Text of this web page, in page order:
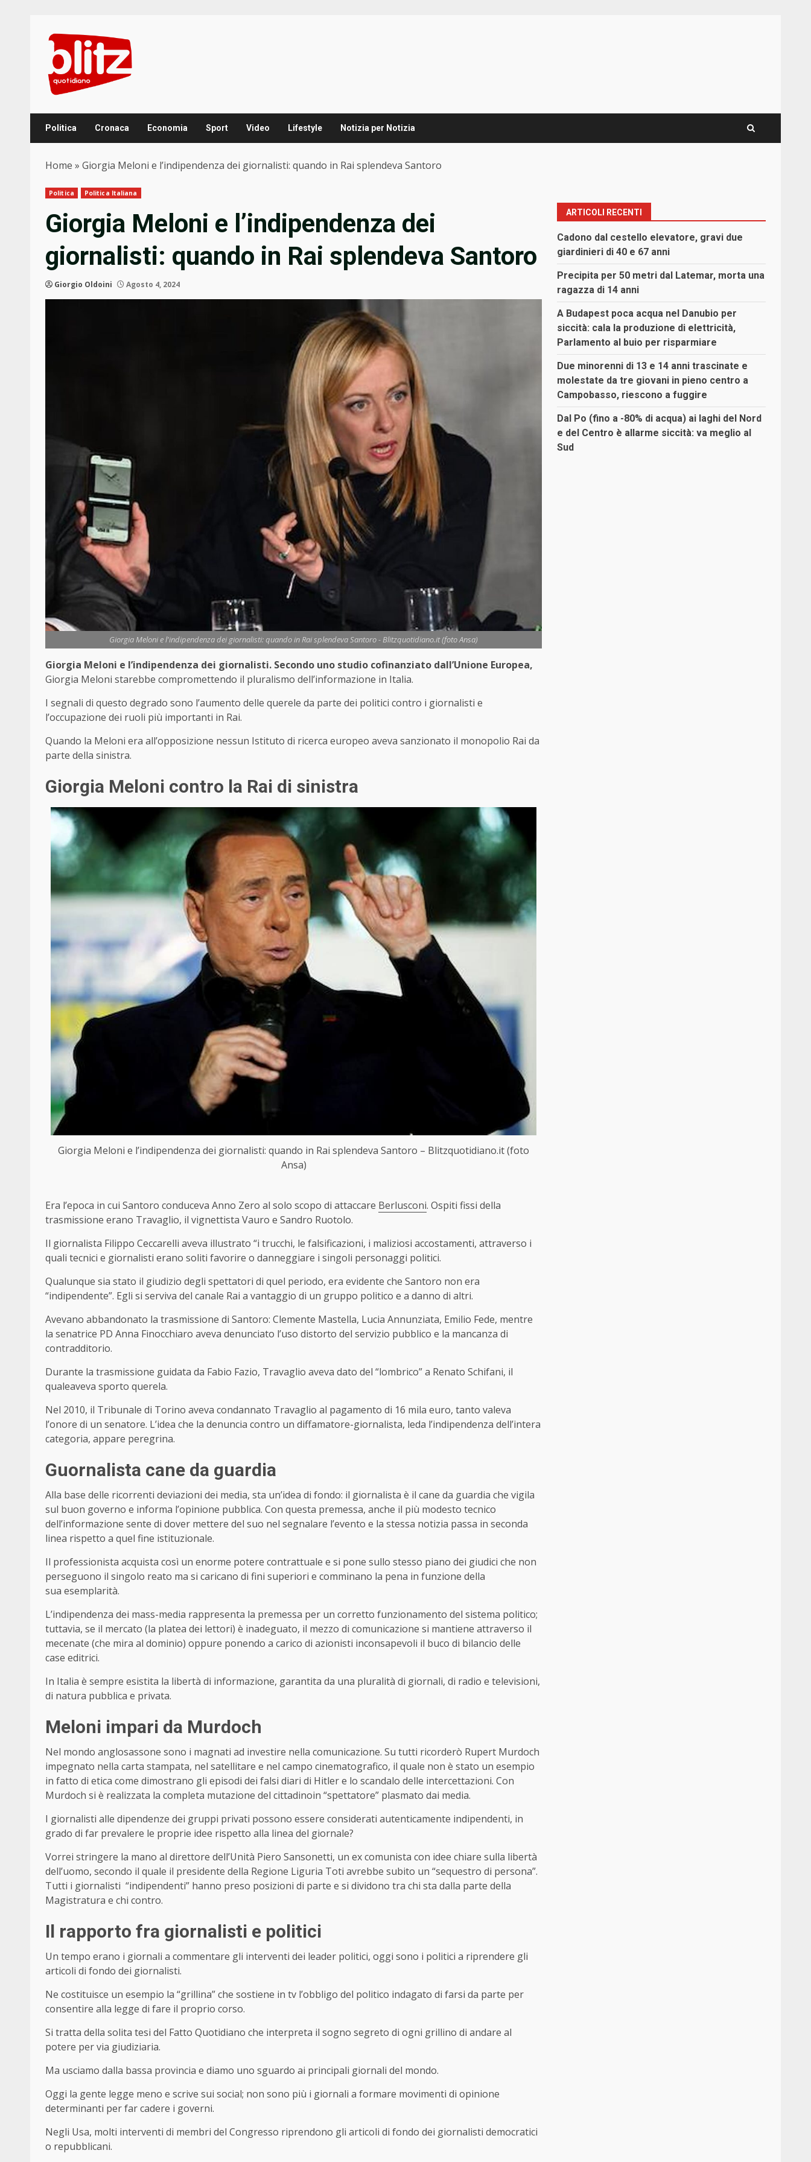
content
Politica Cronaca Economia Sport Video Lifestyle Notizia per Notizia
Home » Giorgia Meloni e l’indipendenza dei giornalisti: quando in Rai splendeva Santoro
Politica Politica Italiana
Giorgia Meloni e l’indipendenza dei
giornalisti: quando in Rai splendeva Santoro
Giorgio Oldoini Agosto 4, 2024
Giorgia Meloni e l'indipendenza dei giornalisti: quando in Rai splendeva Santoro - Blitzquotidiano.it (foto Ansa)
Giorgia Meloni e l’indipendenza dei giornalisti. Secondo uno studio cofinanziato dall’Unione Europea,
Giorgia Meloni starebbe compromettendo il pluralismo dell’informazione in Italia.
I segnali di questo degrado sono l’aumento delle querele da parte dei politici contro i giornalisti e
l’occupazione dei ruoli più importanti in Rai.
Quando la Meloni era all’opposizione nessun Istituto di ricerca europeo aveva sanzionato il monopolio Rai da
parte della sinistra.
Giorgia Meloni contro la Rai di sinistra
Giorgia Meloni e l’indipendenza dei giornalisti: quando in Rai splendeva Santoro – Blitzquotidiano.it (foto
Ansa)
Era l’epoca in cui Santoro conduceva Anno Zero al solo scopo di attaccare Berlusconi. Ospiti fissi della
trasmissione erano Travaglio, il vignettista Vauro e Sandro Ruotolo.
Il giornalista Filippo Ceccarelli aveva illustrato “i trucchi, le falsificazioni, i maliziosi accostamenti, attraverso i
quali tecnici e giornalisti erano soliti favorire o danneggiare i singoli personaggi politici.
Qualunque sia stato il giudizio degli spettatori di quel periodo, era evidente che Santoro non era
“indipendente”. Egli si serviva del canale Rai a vantaggio di un gruppo politico e a danno di altri.
Avevano abbandonato la trasmissione di Santoro: Clemente Mastella, Lucia Annunziata, Emilio Fede, mentre
la senatrice PD Anna Finocchiaro aveva denunciato l’uso distorto del servizio pubblico e la mancanza di
contradditorio.
Durante la trasmissione guidata da Fabio Fazio, Travaglio aveva dato del “lombrico” a Renato Schifani, il
qualeaveva sporto querela.
Nel 2010, il Tribunale di Torino aveva condannato Travaglio al pagamento di 16 mila euro, tanto valeva
l’onore di un senatore. L’idea che la denuncia contro un diffamatore-giornalista, leda l’indipendenza dell’intera
categoria, appare peregrina.
Guornalista cane da guardia
Alla base delle ricorrenti deviazioni dei media, sta un’idea di fondo: il giornalista è il cane da guardia che vigila
sul buon governo e informa l’opinione pubblica. Con questa premessa, anche il più modesto tecnico
dell’informazione sente di dover mettere del suo nel segnalare l’evento e la stessa notizia passa in seconda
linea rispetto a quel fine istituzionale.
Il professionista acquista così un enorme potere contrattuale e si pone sullo stesso piano dei giudici che non
perseguono il singolo reato ma si caricano di fini superiori e comminano la pena in funzione della
sua esemplarità.
L’indipendenza dei mass-media rappresenta la premessa per un corretto funzionamento del sistema politico;
tuttavia, se il mercato (la platea dei lettori) è inadeguato, il mezzo di comunicazione si mantiene attraverso il
mecenate (che mira al dominio) oppure ponendo a carico di azionisti inconsapevoli il buco di bilancio delle
case editrici.
In Italia è sempre esistita la libertà di informazione, garantita da una pluralità di giornali, di radio e televisioni,
di natura pubblica e privata.
Meloni impari da Murdoch
Nel mondo anglosassone sono i magnati ad investire nella comunicazione. Su tutti ricorderò Rupert Murdoch
impegnato nella carta stampata, nel satellitare e nel campo cinematografico, il quale non è stato un esempio
in fatto di etica come dimostrano gli episodi dei falsi diari di Hitler e lo scandalo delle intercettazioni. Con
Murdoch si è realizzata la completa mutazione del cittadinoin “spettatore” plasmato dai media.
I giornalisti alle dipendenze dei gruppi privati possono essere considerati autenticamente indipendenti, in
grado di far prevalere le proprie idee rispetto alla linea del giornale?
Vorrei stringere la mano al direttore dell’Unità Piero Sansonetti, un ex comunista con idee chiare sulla libertà
dell’uomo, secondo il quale il presidente della Regione Liguria Toti avrebbe subito un “sequestro di persona”.
Tutti i giornalisti “indipendenti” hanno preso posizioni di parte e si dividono tra chi sta dalla parte della
Magistratura e chi contro.
Il rapporto fra giornalisti e politici
Un tempo erano i giornali a commentare gli interventi dei leader politici, oggi sono i politici a riprendere gli
articoli di fondo dei giornalisti.
Ne costituisce un esempio la “grillina” che sostiene in tv l’obbligo del politico indagato di farsi da parte per
consentire alla legge di fare il proprio corso.
Si tratta della solita tesi del Fatto Quotidiano che interpreta il sogno segreto di ogni grillino di andare al
potere per via giudiziaria.
Ma usciamo dalla bassa provincia e diamo uno sguardo ai principali giornali del mondo.
Oggi la gente legge meno e scrive sui social; non sono più i giornali a formare movimenti di opinione
determinanti per far cadere i governi.
Negli Usa, molti interventi di membri del Congresso riprendono gli articoli di fondo dei giornalisti democratici
o repubblicani.
ARTICOLI RECENTI
Cadono dal cestello elevatore, gravi due
giardinieri di 40 e 67 anni
Precipita per 50 metri dal Latemar, morta una
ragazza di 14 anni
A Budapest poca acqua nel Danubio per
siccità: cala la produzione di elettricità,
Parlamento al buio per risparmiare
Due minorenni di 13 e 14 anni trascinate e
molestate da tre giovani in pieno centro a
Campobasso, riescono a fuggire
Dal Po (fino a -80% di acqua) ai laghi del Nord
e del Centro è allarme siccità: va meglio al
Sud